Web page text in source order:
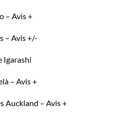
– Avis +
– Avis +/-
Igarashi
– Avis +
Auckland – Avis +